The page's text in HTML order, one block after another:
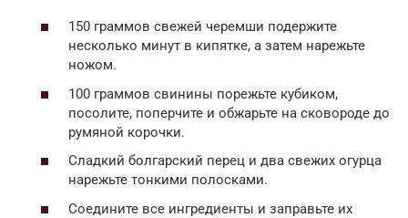
150 граммов свежей черемши подержите
несколько минут в кипятке, а затем нарежьте
ножом.
100 граммов свинины порежьте кубиком,
посолите, поперчите и обжарьте на сковороде до
румяной корочки.
Сладкий болгарский перец и два свежих огурца
нарежьте тонкими полосками.
Соедините все ингредиенты и заправьте их